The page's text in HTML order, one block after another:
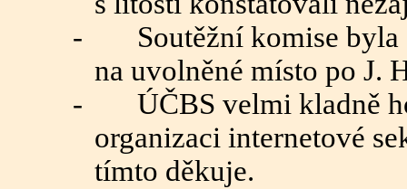
-
Soutěžní komise
na uvolněné místo po J.
-
ÚČBS velmi kladně
organizaci internetové
tímto děkuje.